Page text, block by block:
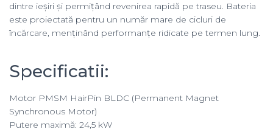
dintre ieșiri și permițând revenirea rapidă pe traseu. Bateria
este proiectată pentru un număr mare de cicluri de
încărcare, menținând performanțe ridicate pe termen lung.
Specificatii:
Motor PMSM HairPin BLDC (Permanent Magnet
Synchronous Motor)
Putere maximă: 24,5 kW